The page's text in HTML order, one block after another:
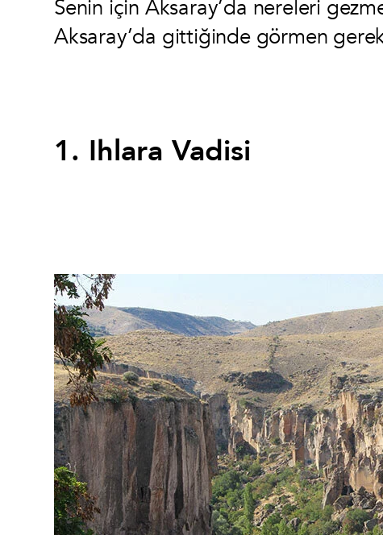
Senin için Aksaray’da nereleri
Aksaray’da gittiğinde görmen
1. Ihlara Vadisi